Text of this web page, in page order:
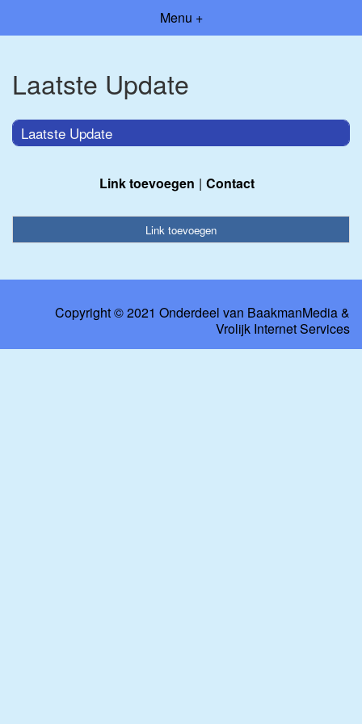
Menu +
Laatste Update
Laatste Update
Link toevoegen Contact
Link toevoegen
Copyright © 2021 Onderdeel van BaakmanMedia&
Vrolijk Internet Services